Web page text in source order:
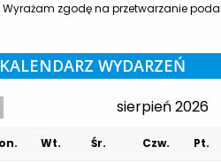
Wyrażam zgodę na przetwarzanie
KALENDARZ WYDARZEŃ
sierpień 2026
Wt. Śr. Czw. Pt.